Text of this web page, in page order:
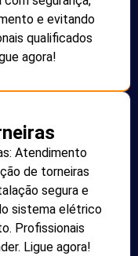
e evitando
qualificados
agora!
Atendimento
de torneiras
segura e
sistema elétrico
Profissionais
Ligue agora!